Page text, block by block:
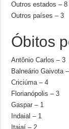
Outros estados – 8
Outros países – 3
Óbitos
Antônio Carlos – 3
Balneário Gaivota
Criciúma – 4
Florianópolis – 3
Gaspar – 1
Indaial – 1
Itajaí – 2